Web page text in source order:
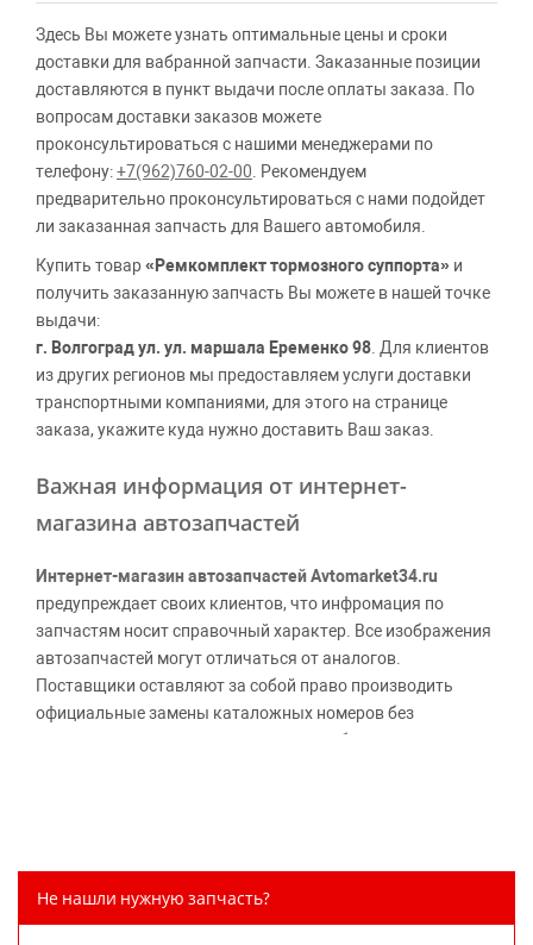
Здесь Вы можете узнать оптимальные цены и сроки
доставки для вабранной запчасти. Заказанные позиции
доставляются в пункт выдачи после оплаты заказа. По
вопросам доставки заказов можете
проконсультироваться с нашими менеджерами по
телефону:+7(962)760-02-00 . Рекомендуем
предварительно проконсультироваться с нами подойдет
ли заказанная запчасть для Вашего автомобиля.
Купить товар«Ремкомплект тормозного суппорта» и
получить заказанную запчасть Вы можете в нашей точке
выдачи:
г. Волгоград ул. ул. маршала Еременко 98 . Для клиентов
из других регионов мы предоставляем услуги доставки
транспортными компаниями, для этого на странице
заказа, укажите куда нужно доставить Ваш заказ.
Важная информация от интернет-
магазина автозапчастей
Интернет-магазин автозапчастей Avtomarket34.ru
предупреждает своих клиентов, что инфромация по
запчастям носит справочный характер. Все изображения
автозапчастей могут отличаться от аналогов.
Поставщики оставляют за собой право производить
официальные замены каталожных номеров без
дополнительного уведомления дистрибьюторов, что
части к той или иной марке автомобиля, то есть на
Не нашли нужную запчасть?